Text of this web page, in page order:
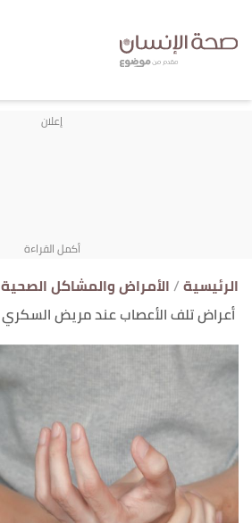
الرئيسية الأمراض والمشاكل الصحية
أعراض تلف الأعصاب عند مريض السكري